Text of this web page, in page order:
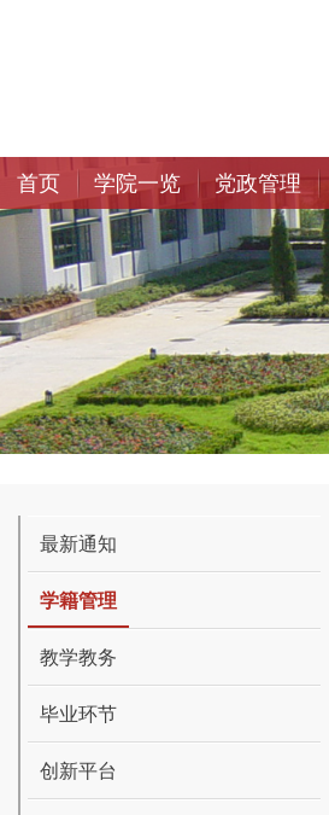
首页 学院一览 党政管理
最新通知
学籍管理
教学教务
毕业环节
创新平台